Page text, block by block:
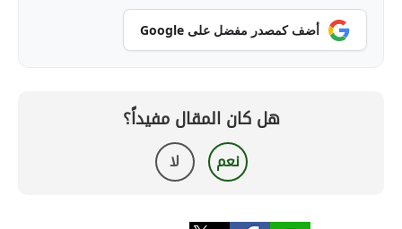
أضف كمصدر مفضل على Google
هل كان المقال مفيداً؟
نعم لا